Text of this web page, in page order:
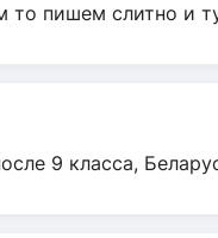
то пишем слитно и
9 класса,